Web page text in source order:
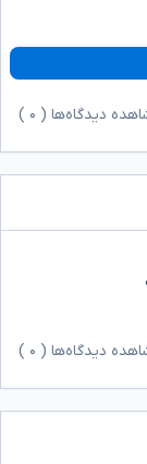
دیدگاه‌ها ( ۰
دیدگاه‌ها ( ۰